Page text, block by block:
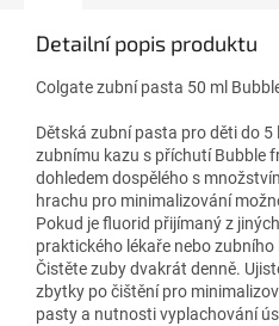
Detailní popis produktu
Colgate zubní pasta 50 ml
Dětská zubní pasta pro děti do
zubnímu kazu s příchutí Bubble
dohledem dospělého s
hrachu pro minimalizování
Pokud je fluorid přijímaný z
praktického lékaře nebo zubního
Čistěte zuby dvakrát denně.
zbytky po čištění pro
pasty a nutnosti vyplachování